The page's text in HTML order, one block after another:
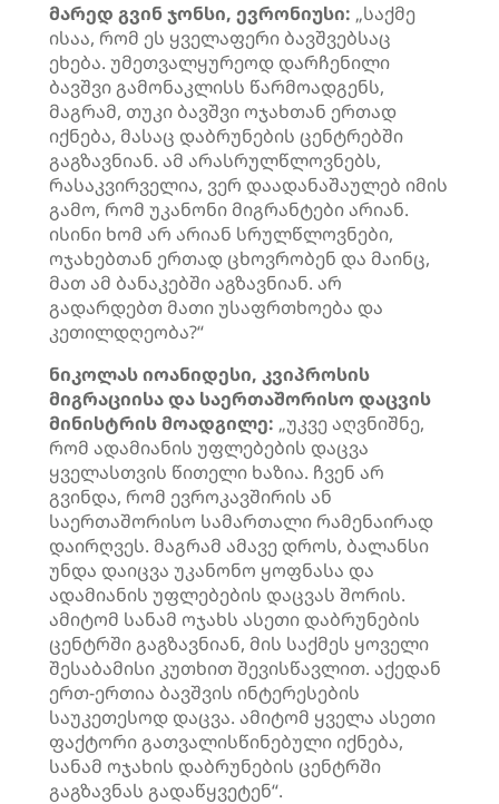
მარედ გვინ ჯონსი, ევრონიუსი: „საქმე
ისაა, რომ ეს ყველაფერი ბავშვებსაც
ეხება. უმეთვალყურეოდ დარჩენილი
ბავშვი გამონაკლისს წარმოადგენს,
მაგრამ, თუკი ბავშვი ოჯახთან ერთად
იქნება, მასაც დაბრუნების ცენტრებში
გაგზავნიან. ამ არასრულწლოვნებს,
რასაკვირველია, ვერ დაადანაშაულებ იმის
გამო, რომ უკანონი მიგრანტები არიან.
ისინი ხომ არ არიან სრულწლოვნები,
ოჯახებთან ერთად ცხოვრობენ და მაინც,
მათ ამ ბანაკებში აგზავნიან. არ
გადარდებთ მათი უსაფრთხოება და
კეთილდღეობა?“
ნიკოლას იოანიდესი, კვიპროსის
მიგრაციისა და საერთაშორისო დაცვის
მინისტრის მოადგილე: „უკვე აღვნიშნე,
რომ ადამიანის უფლებების დაცვა
ყველასთვის წითელი ხაზია. ჩვენ არ
გვინდა, რომ ევროკავშირის ან
საერთაშორისო სამართალი რამენაირად
დაირღვეს. მაგრამ ამავე დროს, ბალანსი
უნდა დაიცვა უკანონო ყოფნასა და
ადამიანის უფლებების დაცვას შორის.
ამიტომ სანამ ოჯახს ასეთი დაბრუნების
ცენტრში გაგზავნიან, მის საქმეს ყოველი
შესაბამისი კუთხით შევისწავლით. აქედან
ერთ-ერთია ბავშვის ინტერესების
საუკეთესოდ დაცვა. ამიტომ ყველა ასეთი
ფაქტორი გათვალისწინებული იქნება,
სანამ ოჯახის დაბრუნების ცენტრში
გაგზავნას გადაწყვეტენ“.